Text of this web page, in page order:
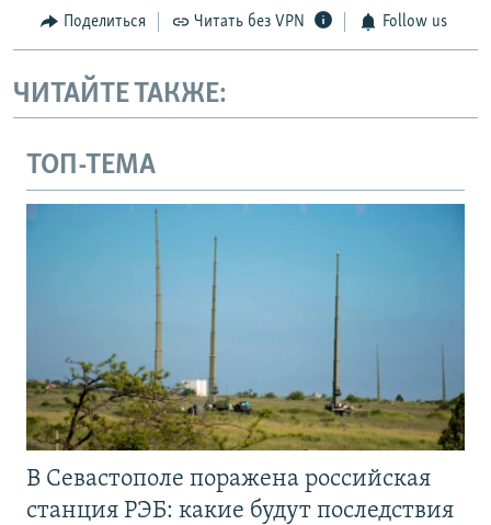
Поделиться Читать без VPN Follow us
ЧИТАЙТЕ ТАКЖЕ:
ТОП-ТЕМА
В Севастополе поражена российская
станция РЭБ: какие будут последствия